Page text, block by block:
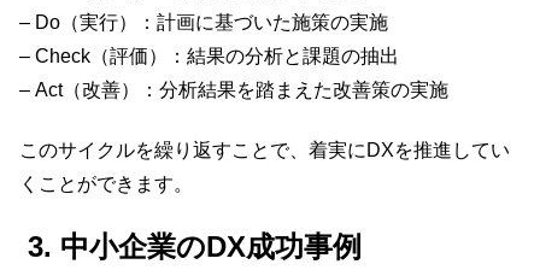
– Do（実行）：計画に基づいた施策の実施
– Check（評価）：結果の分析と課題の抽出
– Act（改善）：分析結果を踏まえた改善策の実施
このサイクルを繰り返すことで、着実にDXを推進してい
くことができます。
3. 中小企業のDX成功事例